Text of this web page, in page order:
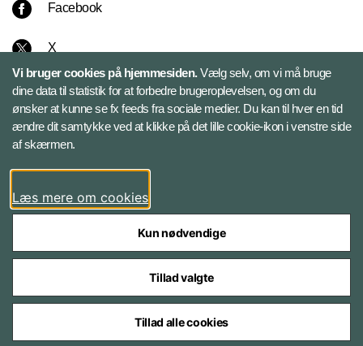
Facebook
X
Instagram
Bluesky
LinkedIn
Styrelser og myndigheder under Forsvarsministeriet
Vi bruger cookies på hjemmesiden.Vælg selv, om vi må bruge
dine data til statistik for at forbedre brugeroplevelsen, og om du
ønsker at kunne se fx feeds fra sociale medier. Du kan til hver en tid
ændre dit samtykke ved at klikke på det lille cookie-ikon i venstre side
af skærmen.
Læs mere om cookies
Kun nødvendige
Tillad valgte
Tillad alle cookies